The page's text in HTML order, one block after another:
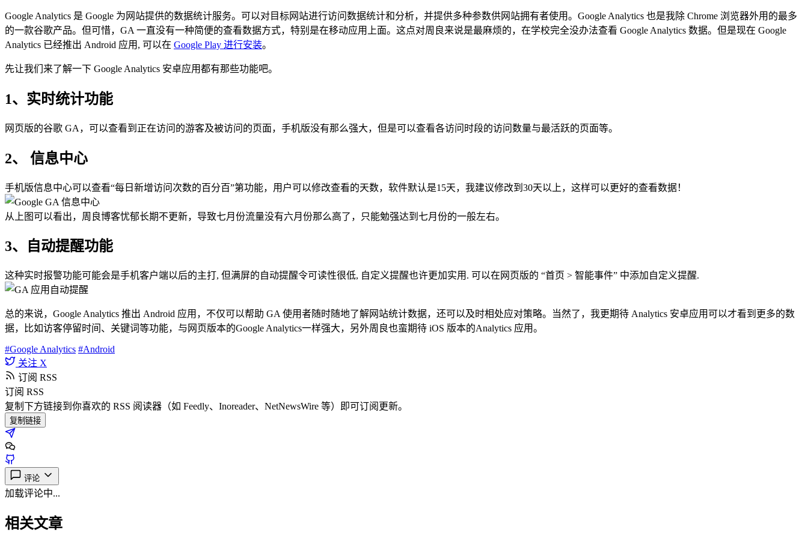
Google Analytics 是 Google 为网站提供的数据统计服务。可以对目标网站进行访问数据统计和分析，并提供多种参数供网站拥有者使用。Google Analytics 也是我除 Chrome 浏览器外用的最多
的一款谷歌产品。但可惜，GA 一直没有一种简便的查看数据方式，特别是在移动应用上面。这点对周良来说是最麻烦的，在学校完全没办法查看 Google Analytics 数据。但是现在 Google
Analytics 已经推出 Android 应用, 可以在 Google Play 进行安装。
先让我们来了解一下 Google Analytics 安卓应用都有那些功能吧。
1、实时统计功能
网页版的谷歌 GA，可以查看到正在访问的游客及被访问的页面，手机版没有那么强大，但是可以查看各访问时段的访问数量与最活跃的页面等。
2、 信息中心
手机版信息中心可以查看“每日新增访问次数的百分百”第功能，用户可以修改查看的天数，软件默认是15天，我建议修改到30天以上，这样可以更好的查看数据！
从上图可以看出，周良博客忧郁长期不更新，导致七月份流量没有六月份那么高了，只能勉强达到七月份的一般左右。
3、自动提醒功能
这种实时报警功能可能会是手机客户端以后的主打, 但满屏的自动提醒令可读性很低, 自定义提醒也许更加实用. 可以在网页版的 “首页 > 智能事件” 中添加自定义提醒.
总的来说，Google Analytics 推出 Android 应用，不仅可以帮助 GA 使用者随时随地了解网站统计数据，还可以及时相处应对策略。当然了，我更期待 Analytics 安卓应用可以才看到更多的数
据，比如访客停留时间、关键词等功能，与网页版本的Google Analytics一样强大，另外周良也蛮期待 iOS 版本的Analytics 应用。
#Google Analytics #Android
关注 X
订阅 RSS
订阅 RSS
复制下方链接到你喜欢的 RSS 阅读器（如 Feedly、Inoreader、NetNewsWire 等）即可订阅更新。
复制链接
评论
加载评论中...
相关文章